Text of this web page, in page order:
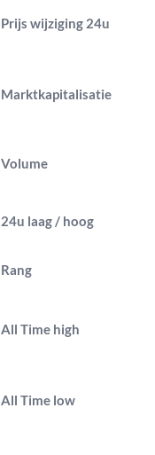
Prijs wijziging 24u
Marktkapitalisatie
Volume
24u laag / hoog
Rang
All Time high
All Time low